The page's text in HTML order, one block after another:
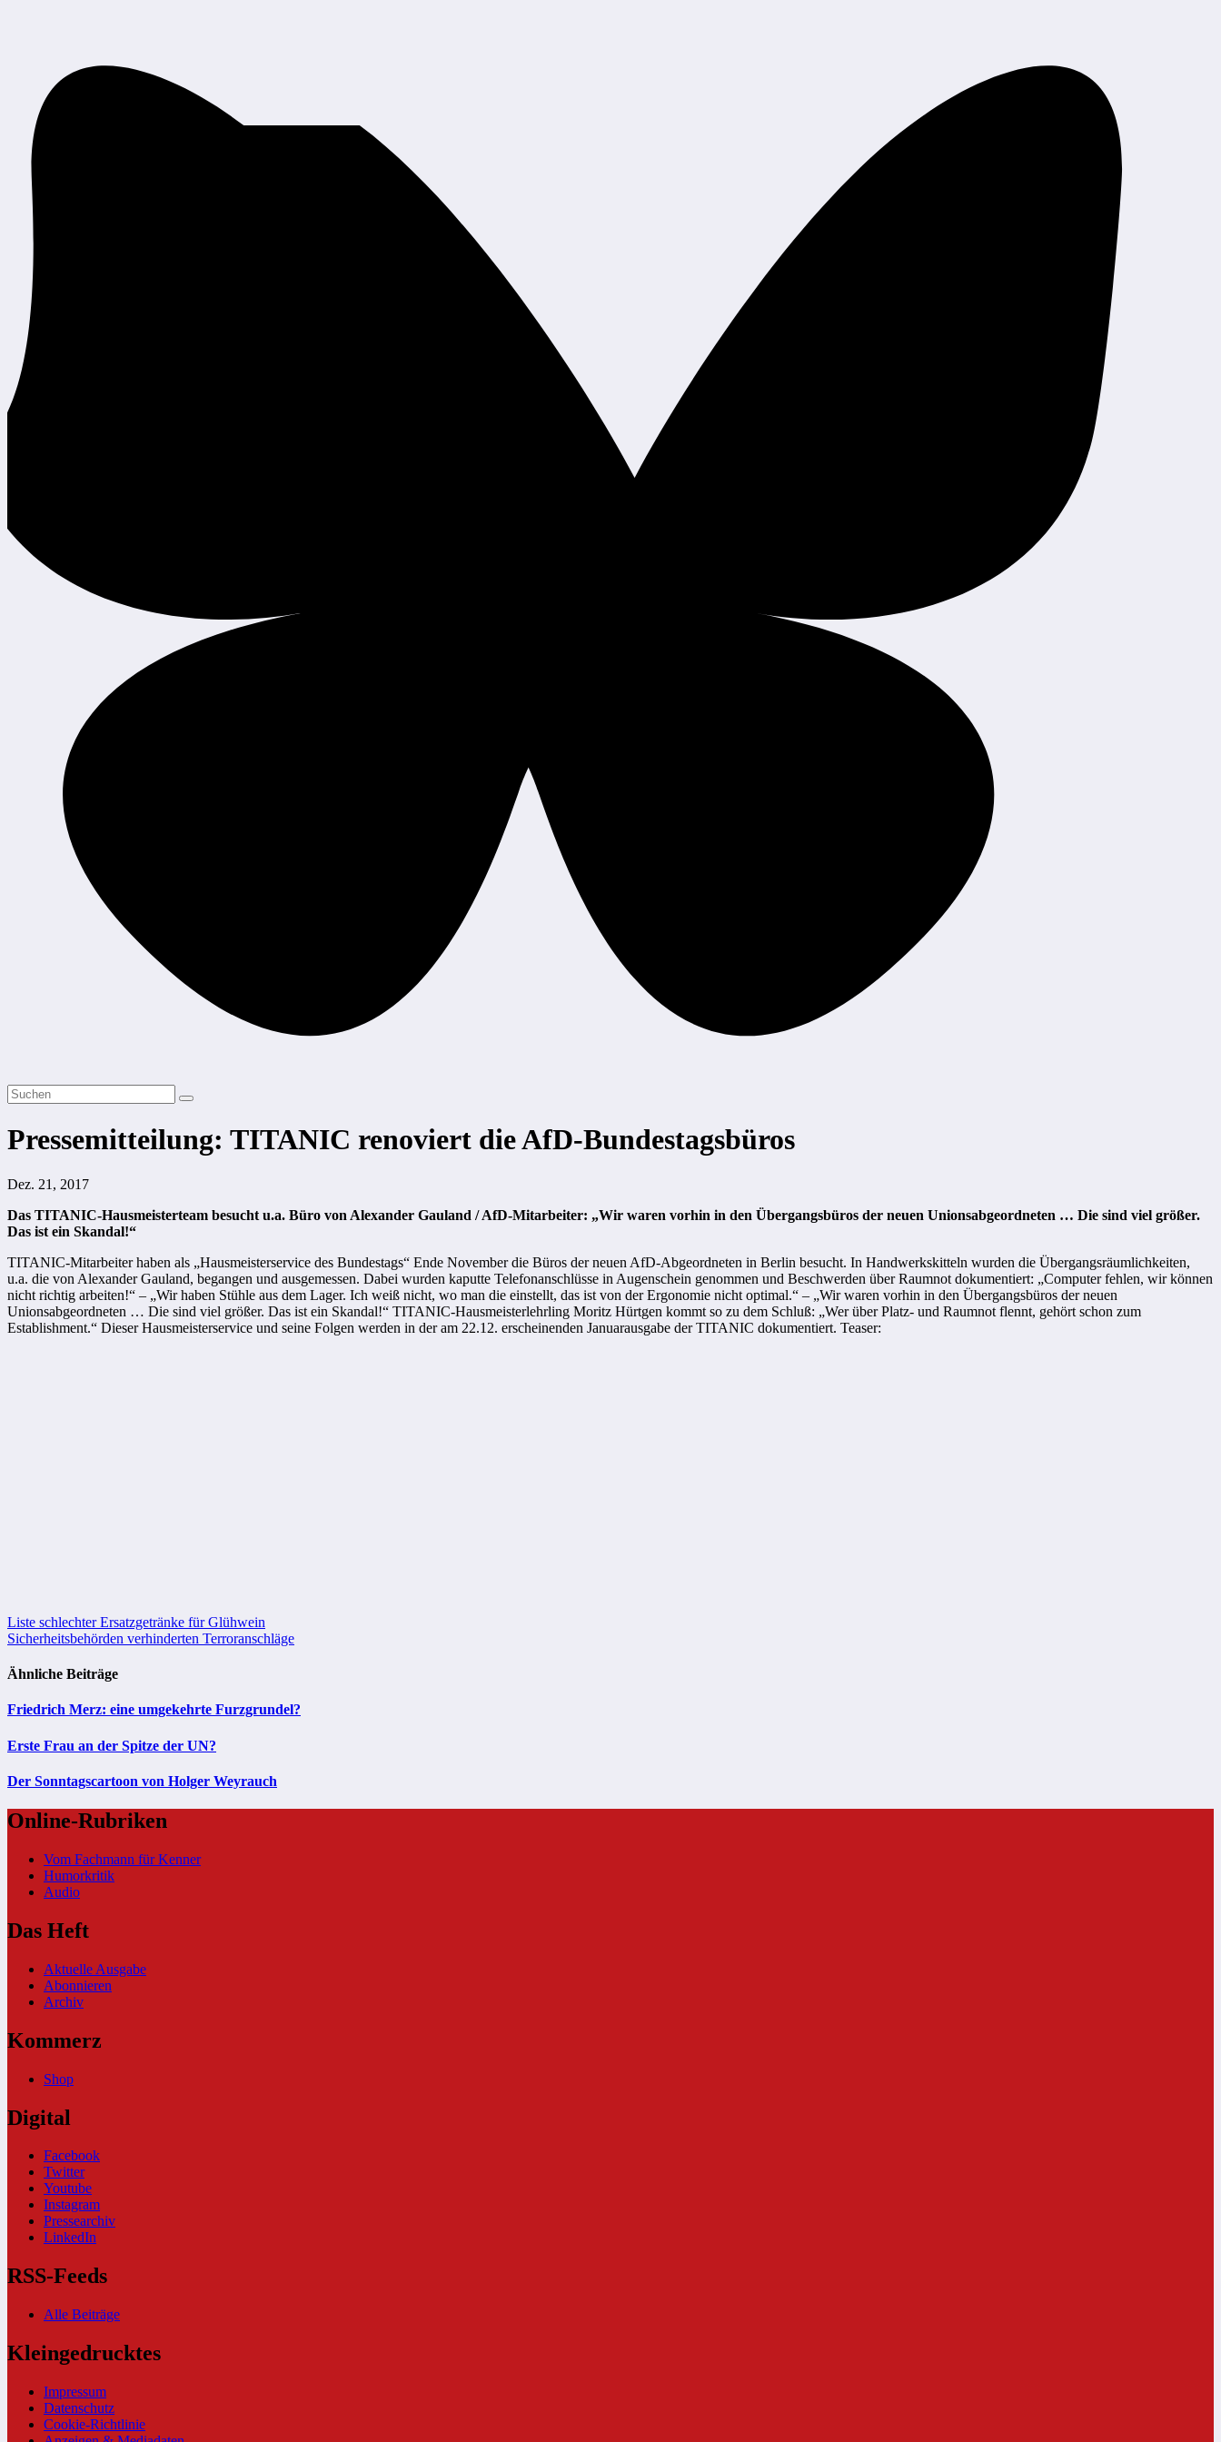
Pressemitteilung: TITANIC renoviert die AfD-Bundestagsbüros
Dez. 21, 2017
Das TITANIC-Hausmeisterteam besucht u.a. Büro von Alexander Gauland / AfD-Mitarbeiter: „Wir waren vorhin in den Übergangsbüros der neuen Unionsabgeordneten … Die sind viel größer.
Das ist ein Skandal!“
TITANIC-Mitarbeiter haben als „Hausmeisterservice des Bundestags“ Ende November die Büros der neuen AfD-Abgeordneten in Berlin besucht. In Handwerkskitteln wurden die Übergangsräumlichkeiten,
u.a. die von Alexander Gauland, begangen und ausgemessen. Dabei wurden kaputte Telefonanschlüsse in Augenschein genommen und Beschwerden über Raumnot dokumentiert: „Computer fehlen, wir können
nicht richtig arbeiten!“ – „Wir haben Stühle aus dem Lager. Ich weiß nicht, wo man die einstellt, das ist von der Ergonomie nicht optimal.“ – „Wir waren vorhin in den Übergangsbüros der neuen
Unionsabgeordneten … Die sind viel größer. Das ist ein Skandal!“ TITANIC-Hausmeisterlehrling Moritz Hürtgen kommt so zu dem Schluß: „Wer über Platz- und Raumnot flennt, gehört schon zum
Establishment.“ Dieser Hausmeisterservice und seine Folgen werden in der am 22.12. erscheinenden Januarausgabe der TITANIC dokumentiert. Teaser:
Beitragsnavigation
Liste schlechter Ersatzgetränke für Glühwein
Sicherheitsbehörden verhinderten Terroranschläge
Ähnliche Beiträge
Friedrich Merz: eine umgekehrte Furzgrundel?
Erste Frau an der Spitze der UN?
Der Sonntagscartoon von Holger Weyrauch
Online-Rubriken
Vom Fachmann für Kenner
Humorkritik
Audio
Das Heft
Aktuelle Ausgabe
Abonnieren
Archiv
Kommerz
Shop
Digital
Facebook
Twitter
Youtube
Instagram
Pressearchiv
LinkedIn
RSS-Feeds
Alle Beiträge
Kleingedrucktes
Impressum
Datenschutz
Cookie-Richtlinie